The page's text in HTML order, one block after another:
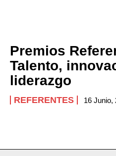
Premios
Talento,
liderazgo
REFERENTES 16 Junio,